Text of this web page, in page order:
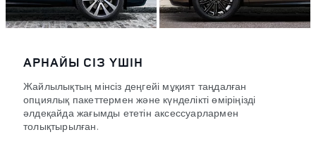
АРНАЙЫ СІЗ ҮШІН
Жайлылықтың мінсіз деңгейі мұқият таңдалған
опциялық пакеттермен және күнделікті өміріңізді
әлдеқайда жағымды ететін аксессуарлармен
толықтырылған.